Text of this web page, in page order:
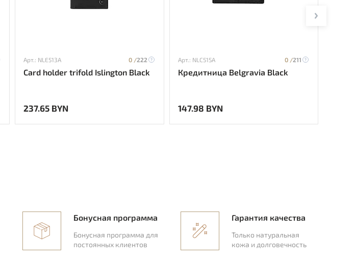
Арт.: NLE513A 0 /222
Card holder trifold Islington Black
237.65 BYN
Арт.: NLC515A 0 /211
Кредитница Belgravia Black
147.98 BYN
Бонусная программа
Бонусная программа для
постоянных клиентов
Гарантия качества
Только натуральная
кожа и долговечность